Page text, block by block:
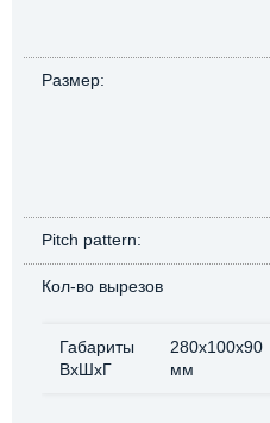
Размер:
Pitch pattern:
Кол-во вырезов
Габариты
ВхШхГ
280x100x90
мм